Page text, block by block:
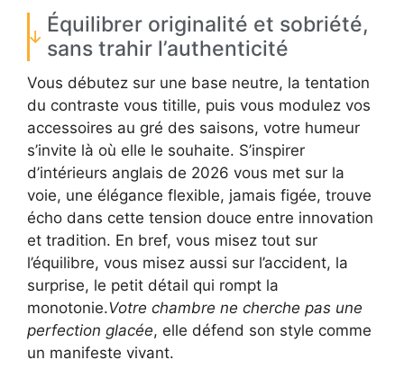
Équilibrer originalité et sobriété,
sans trahir l’authenticité
Vous débutez sur une base neutre, la tentation
du contraste vous titille, puis vous modulez vos
accessoires au gré des saisons, votre humeur
s’invite là où elle le souhaite. S’inspirer
d’intérieurs anglais de 2026 vous met sur la
voie, une élégance flexible, jamais figée, trouve
écho dans cette tension douce entre innovation
et tradition. En bref, vous misez tout sur
l’équilibre, vous misez aussi sur l’accident, la
surprise, le petit détail qui rompt la
monotonie.Votre chambre ne cherche pas une
perfection glacée, elle défend son style comme
un manifeste vivant.